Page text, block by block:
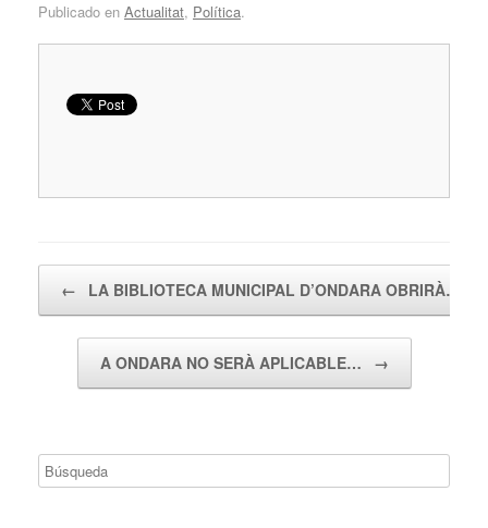
Publicado en Actualitat, Política.
← LA BIBLIOTECA MUNICIPAL D’ONDARA OBRIRÀ…
A ONDARA NO SERÀ APLICABLE… →